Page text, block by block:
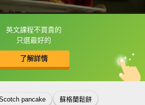
英文課程不買貴的
只選最好的
了解詳情
下字幕可以直接查字典喔！
句 中
英
pancake 蘇格蘭鬆餅